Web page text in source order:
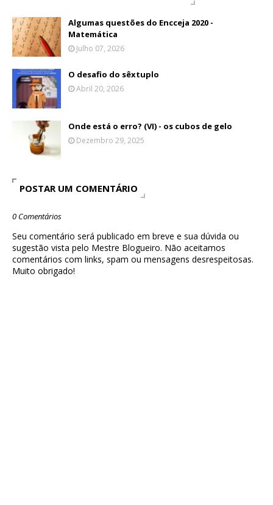
Algumas questões do Encceja 2020 -
Matemática
Julho 07, 2026
O desafio do sêxtuplo
Abril 20, 2026
Onde está o erro? (VI) - os cubos de gelo
Dezembro 29, 2025
POSTAR UM COMENTÁRIO
0 Comentários
Seu comentário será publicado em breve e sua dúvida ou
sugestão vista pelo Mestre Blogueiro. Não aceitamos
comentários com links, spam ou mensagens desrespeitosas.
Muito obrigado!